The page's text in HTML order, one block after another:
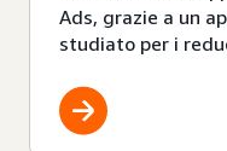
Ads, grazie a un
studiato per i